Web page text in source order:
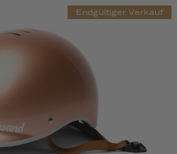
Endgültiger Verkauf